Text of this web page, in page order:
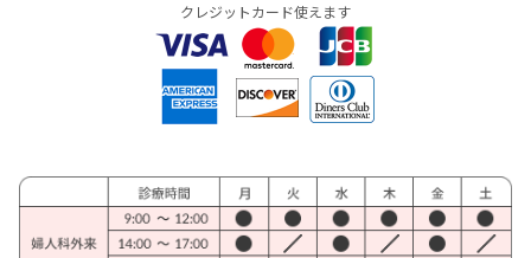
クレジットカード使えます